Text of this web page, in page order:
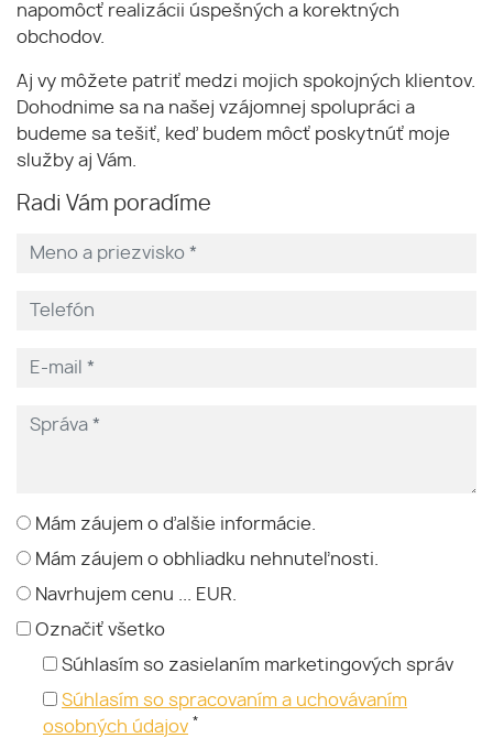
napomôcť realizácii úspešných a korektných
obchodov.
Aj vy môžete patriť medzi mojich spokojných klientov.
Dohodnime sa na našej vzájomnej spolupráci a
budeme sa tešiť, keď budem môcť poskytnúť moje
služby aj Vám.
Radi Vám poradíme
Mám záujem o ďalšie informácie.
Mám záujem o obhliadku nehnuteľnosti.
Navrhujem cenu ... EUR.
Označiť všetko
Súhlasím so zasielaním marketingových správ
Súhlasím so spracovaním a uchovávaním
osobných údajov *